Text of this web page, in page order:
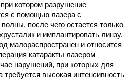
котором разрушение
с помощью лазера с
после чего остается только
и имплантировать линзу.
малораспространен и относится
катаракты лазером
нарушений, при которых для
требуется высокая интенсивность